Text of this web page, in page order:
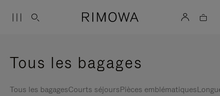
Tous les bagages
Tous les bagagesCourts séjoursPièces emblématiques